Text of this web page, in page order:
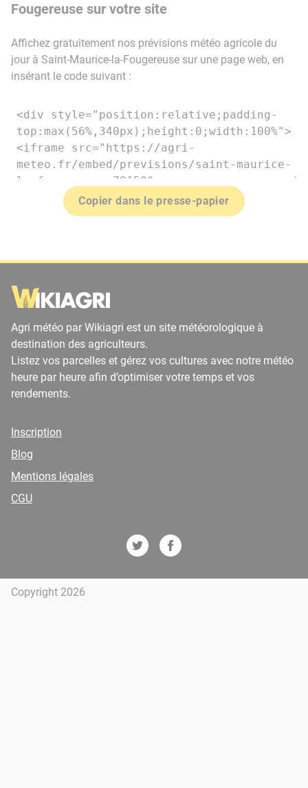
Fougereuse sur votre site
Affichez gratuitement nos prévisions météo agricole du
jour à Saint-Maurice-la-Fougereuse sur une page web, en
insérant le code suivant :
Copier dans le presse-papier
Agri météo par Wikiagri est un site météorologique à
destination des agriculteurs.
Listez vos parcelles et gérez vos cultures avec notre météo
heure par heure afin d’optimiser votre temps et vos
rendements.
Inscription
Blog
Mentions légales
CGU
Copyright 2026